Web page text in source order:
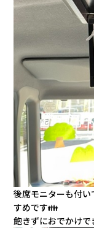
後席モニターも付
すめです👪
飽きずにおでかけで